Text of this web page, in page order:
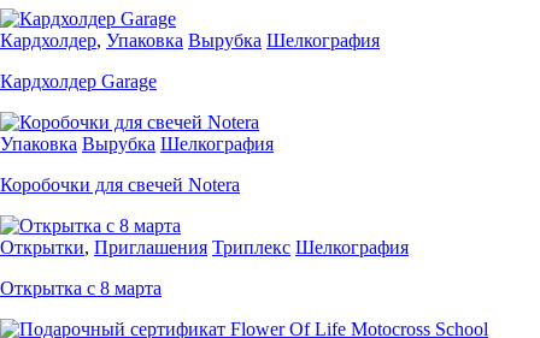
Кардхолдер, Упаковка Вырубка Шелкография
Кардхолдер Garage
Упаковка Вырубка Шелкография
Коробочки для свечей Notera
Открытки, Приглашения Триплекс Шелкография
Открытка с 8 марта